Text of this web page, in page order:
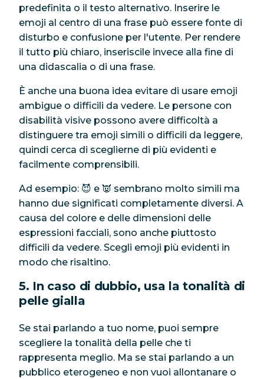
predefinita o il testo alternativo. Inserire le
emoji al centro di una frase può essere fonte di
disturbo e confusione per l'utente. Per rendere
il tutto più chiaro, inseriscile invece alla fine di
una didascalia o di una frase.
È anche una buona idea evitare di usare emoji
ambigue o difficili da vedere. Le persone con
disabilità visive possono avere difficoltà a
distinguere tra emoji simili o difficili da leggere,
quindi cerca di sceglierne di più evidenti e
facilmente comprensibili.
Ad esempio: 😈 e 👿 sembrano molto simili ma
hanno due significati completamente diversi. A
causa del colore e delle dimensioni delle
espressioni facciali, sono anche piuttosto
difficili da vedere. Scegli emoji più evidenti in
modo che risaltino.
5. In caso di dubbio, usa la tonalità di
pelle gialla
Se stai parlando a tuo nome, puoi sempre
scegliere la tonalità della pelle che ti
rappresenta meglio. Ma se stai parlando a un
pubblico eterogeneo e non vuoi allontanare o